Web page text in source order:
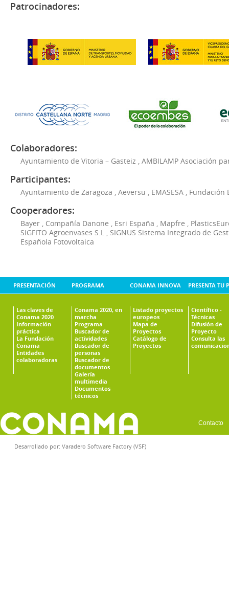
Patrocinadores:
Colaboradores:
Ayuntamiento de Vitoria – Gasteiz AMBILAMP Asociación
Participantes:
Ayuntamiento de Zaragoza Aeversu EMASESA Fundación
Cooperadores:
Bayer Compañía Danone Esri España Mapfre
SIGFITO Agroenvases S.L
SIGNUS Sistema Integrado de
Española Fotovoltaica
PRESENTACIÓN
Las claves de
Conama 2020
Información
práctica
La Fundación
Conama
Entidades
colaboradoras
PROGRAMA
Conama 2020, en
marcha
Programa
Buscador de
actividades
Buscador de
personas
Buscador de
documentos
Galería
multimedia
Documentos
técnicos
CONAMA INNOVA
Listado proyectos
europeos
Mapa de
Proyectos
Catálogo de
Proyectos
PRESENTA TU
Científico -
Técnicas
Difusión de
Proyecto
Consulta las
Contacto
Desarrollado por: Varadero Software Factory (VSF)